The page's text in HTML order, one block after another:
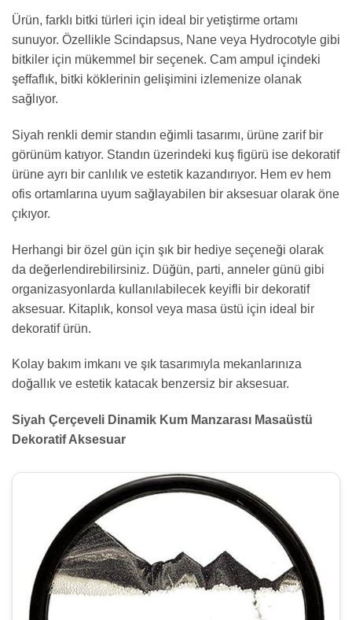
Ürün, farklı bitki türleri için ideal bir yetiştirme ortamı
sunuyor. Özellikle Scindapsus, Nane veya Hydrocotyle gibi
bitkiler için mükemmel bir seçenek. Cam ampul içindeki
şeffaflık, bitki köklerinin gelişimini izlemenize olanak
sağlıyor.
Siyah renkli demir standın eğimli tasarımı, ürüne zarif bir
görünüm katıyor. Standın üzerindeki kuş figürü ise dekoratif
ürüne ayrı bir canlılık ve estetik kazandırıyor. Hem ev hem
ofis ortamlarına uyum sağlayabilen bir aksesuar olarak öne
çıkıyor.
Herhangi bir özel gün için şık bir hediye seçeneği olarak
da değerlendirebilirsiniz. Düğün, parti, anneler günü gibi
organizasyonlarda kullanılabilecek keyifli bir dekoratif
aksesuar. Kitaplık, konsol veya masa üstü için ideal bir
dekoratif ürün.
Kolay bakım imkanı ve şık tasarımıyla mekanlarınıza
doğallık ve estetik katacak benzersiz bir aksesuar.
Siyah Çerçeveli Dinamik Kum Manzarası Masaüstü
Dekoratif Aksesuar